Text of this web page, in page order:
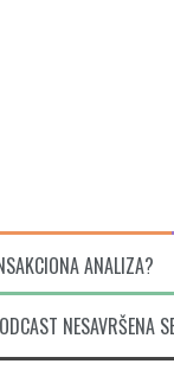
ANALIZA?
NESAVRŠENA